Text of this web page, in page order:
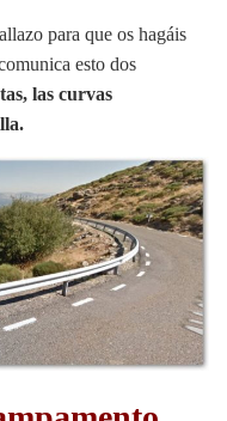
para que os hagáis
esto dos
las curvas